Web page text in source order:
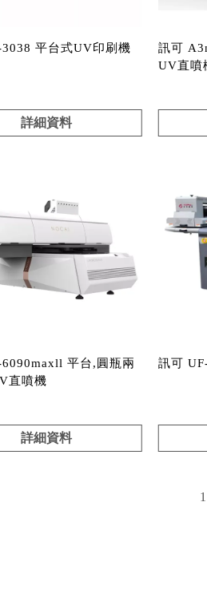
平台式UV印刷機
詳細資料
訊可
UV直噴
平台,圓瓶兩
直噴機
詳細資料
訊可
1